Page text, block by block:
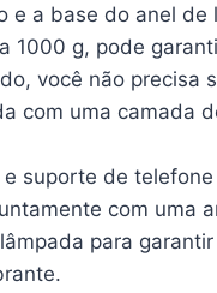
e a base do anel
1000 g, pode
você não precisa
com uma camada
suporte de
com uma
para